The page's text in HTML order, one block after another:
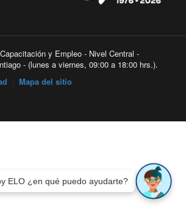
y Empleo - Nivel Central -
- (lunes a viernes, 09:00 a 18:00 hrs.).
Mapa del sitio
ELO ¿en qué puedo ayudarte?